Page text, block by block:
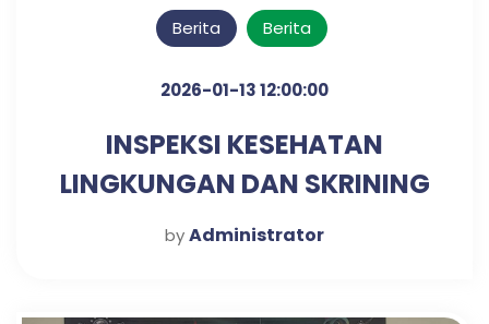
Berita Berita
2026-01-13 12:00:00
INSPEKSI KESEHATAN
LINGKUNGAN DAN SKRINING
DIABETES & HIPERTENSI
byAdministrator